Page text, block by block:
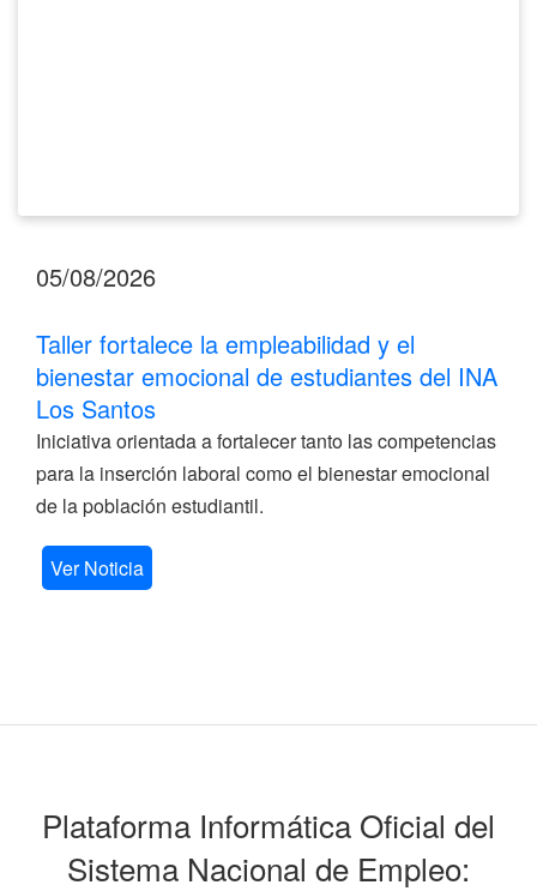
05/08/2026
Taller fortalece la empleabilidad y el
bienestar emocional de estudiantes del INA
Los Santos
Iniciativa orientada a fortalecer tanto las competencias
para la inserción laboral como el bienestar emocional
de la población estudiantil.
Ver Noticia
Plataforma Informática Oficial del
Sistema Nacional de Empleo: